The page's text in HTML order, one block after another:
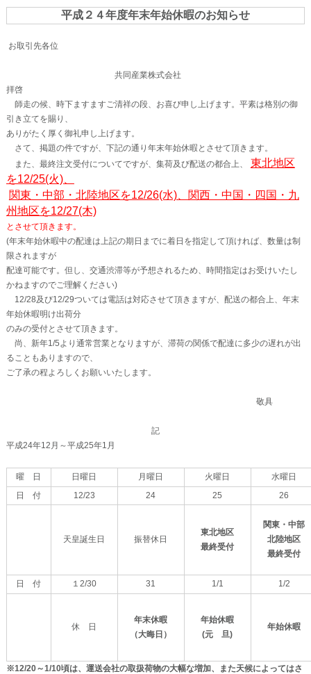
平成２４年度年末年始休暇のお知らせ
お取引先各位
共同産業株式会社
拝啓
師走の候、時下ますますご清祥の段、お喜び申し上げます。平素は格別の御
引き立てを賜り、
ありがたく厚く御礼申し上げます。
さて、掲題の件ですが、下記の通り年末年始休暇とさせて頂きます。
また、最終注文受付についてですが、集荷及び配送の都合上、
東北地区
を12/25(火)、
関東・中部・北陸地区を12/26(水)、関西・中国・四国・九
州地区を12/27(木)
とさせて頂きます。
(年末年始休暇中の配達は上記の期日までに着日を指定して頂ければ、数量は制
限されますが
配達可能です。但し、交通渋滞等が予想されるため、時間指定はお受けいたし
かねますのでご理解ください)
12/28及び12/29ついては電話は対応させて頂きますが、配送の都合上、年末
年始休暇明け出荷分
のみの受付とさせて頂きます。
尚、新年1/5より通常営業となりますが、滞荷の関係で配達に多少の遅れが出
ることもありますので、
ご了承の程よろしくお願いいたします。
敬具
記
平成24年12月～平成25年1月
曜 日 日曜日 月曜日 火曜日
水曜日
日 付
12/23 24 25 26
天皇誕生日 振替休日
東北地区
最終受付
関東・中部
北陸地区
最終受付
日 付 １2/30 31 1/1 1/2
休 日
年末休暇
（大晦日）
年始休暇
(元 旦)
年始休暇
※12/20～1/10頃は、運送会社の取扱荷物の大幅な増加、また天候によってはさ